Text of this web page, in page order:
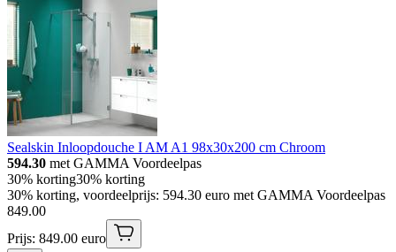
Sealskin Inloopdouche I AM A1 98x30x200 cm Chroom
594.30 met GAMMA Voordeelpas
30% korting30% korting
30% korting, voordeelprijs: 594.30 euro met GAMMA Voordeelpas
849.00
Prijs: 849.00 euro